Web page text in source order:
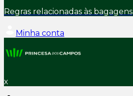
Regras relacionadas às bagagens
Minha conta
x